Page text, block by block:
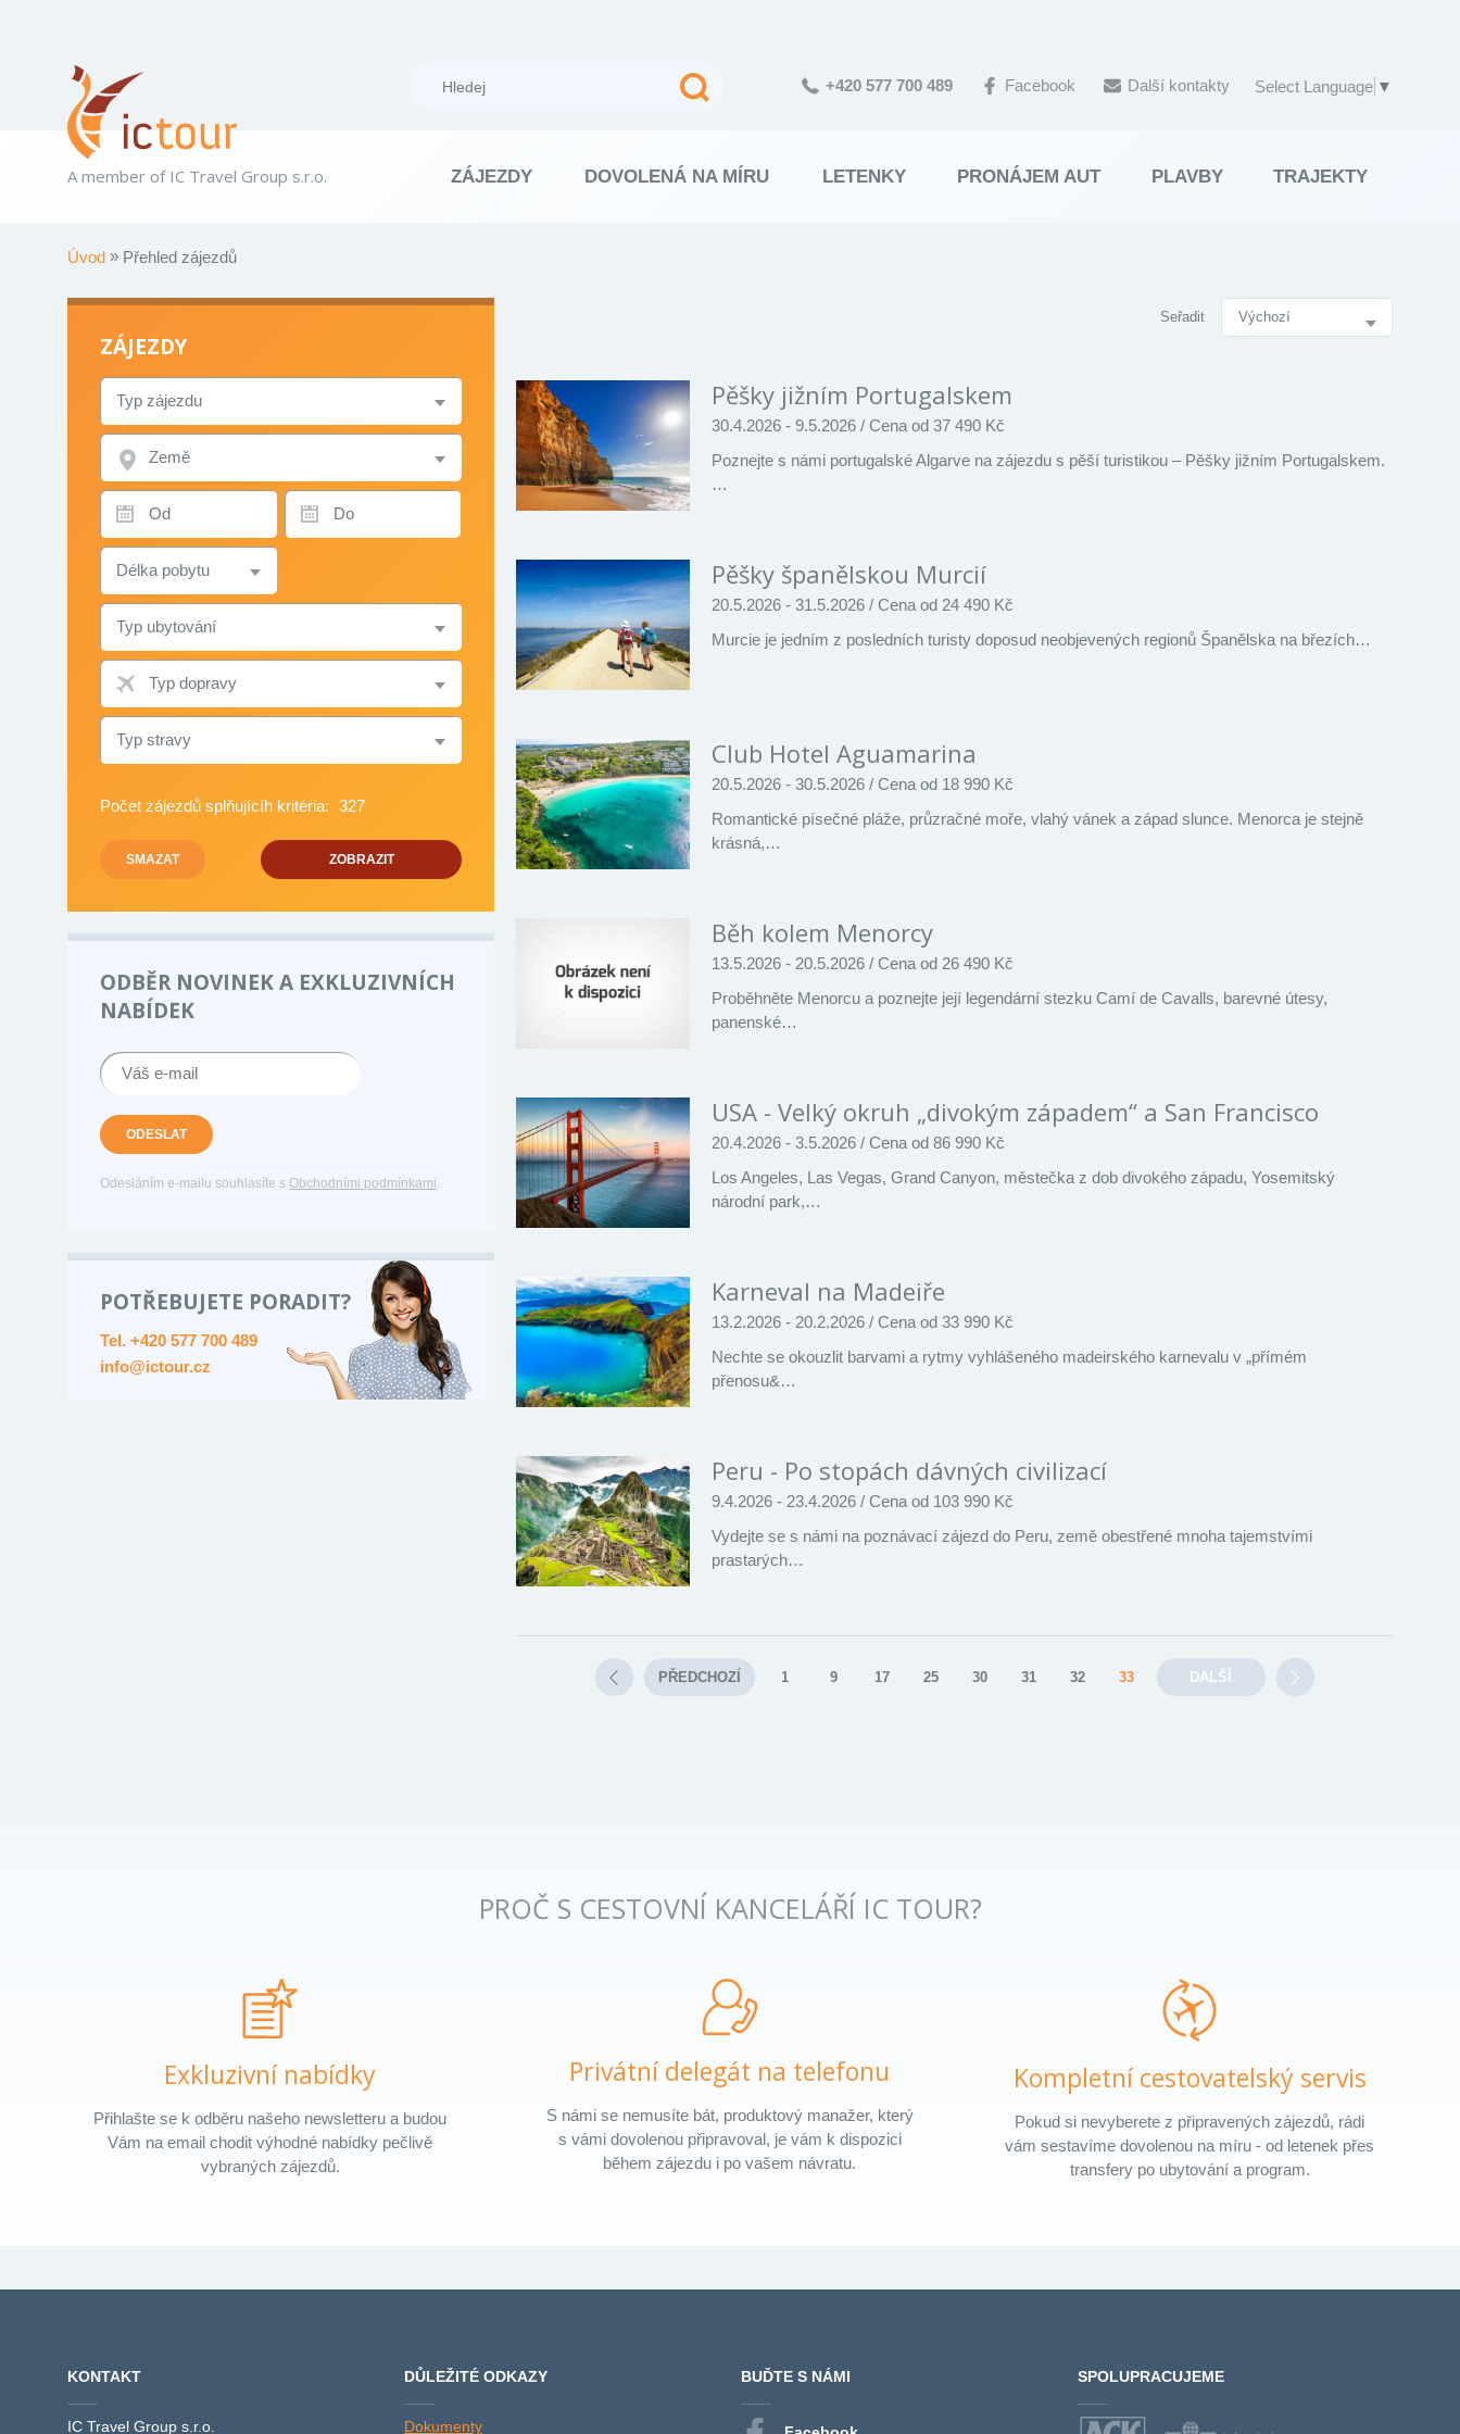
A member of IC Travel Group s.r.o. ZÁJEZDY DOVOLENÁ NA MÍRU LETENKY PRONÁJEM AUT PLAVBY TRAJEKTY
+420 577 700 489 Facebook Další kontakty Select Language ▼
Úvod Přehled zájezdů
Seřadit
Pěšky jižním Portugalskem
30.4.2026 - 9.5.2026/ Cena od 37 490 Kč
Poznejte s námi portugalské Algarve na zájezdu s pěší turistikou – Pěšky jižním Portugalskem.
…
Pěšky španělskou Murcií
20.5.2026 - 31.5.2026/ Cena od 24 490 Kč
Murcie je jedním z posledních turisty doposud neobjevených regionů Španělska na březích…
Club Hotel Aguamarina
20.5.2026 - 30.5.2026/ Cena od 18 990 Kč
Romantické písečné pláže, průzračné moře, vlahý vánek a západ slunce. Menorca je stejně
krásná,…
Běh kolem Menorcy
13.5.2026 - 20.5.2026/ Cena od 26 490 Kč
Proběhněte Menorcu a poznejte její legendární stezku Camí de Cavalls, barevné útesy,
panenské…
USA - Velký okruh „divokým západem“ a San Francisco
20.4.2026 - 3.5.2026/ Cena od 86 990 Kč
Los Angeles, Las Vegas, Grand Canyon, městečka z dob divokého západu, Yosemitský
národní park,…
Karneval na Madeiře
13.2.2026 - 20.2.2026/ Cena od 33 990 Kč
Nechte se okouzlit barvami a rytmy vyhlášeného madeirského karnevalu v „přímém
přenosu&…
Peru - Po stopách dávných civilizací
9.4.2026 - 23.4.2026/ Cena od 103 990 Kč
Vydejte se s námi na poznávací zájezd do Peru, země obestřené mnoha tajemstvími
prastarých…
PŘEDCHOZÍ 1 9 17 25 30 31 32 33 DALŠÍ
ZÁJEZDY
TYP
ZÁJEZDU
ZEMĚ
TERMÍN
OD
TERMÍN
DO
DÉLKA
POBYTU
TYP
UBYTOVÁNÍ
TYP
DOPRAVY
TYP
STRAVY
Počet zájezdů splňujícíh kritéria: 327
SMAZAT ZOBRAZIT
ODBĚR NOVINEK A EXKLUZIVNÍCH
NABÍDEK
ODESLAT
Odesláním e-mailu souhlasíte s Obchodními podmínkami.
POTŘEBUJETE PORADIT?
Tel. +420 577 700 489
info@ictour.cz
PROČ S CESTOVNÍ KANCELÁŘÍ IC TOUR?
Exkluzivní nabídky
Přihlašte se k odběru našeho newsletteru a budou
Vám na email chodit výhodné nabídky pečlivě
vybraných zájezdů.
Privátní delegát na telefonu
S námi se nemusíte bát, produktový manažer, který
s vámi dovolenou připravoval, je vám k dispozici
během zájezdu i po vašem návratu.
Kompletní cestovatelský servis
Pokud si nevyberete z připravených zájezdů, rádi
vám sestavíme dovolenou na míru - od letenek přes
transfery po ubytování a program.
KONTAKT
IC Travel Group s.r.o.
DŮLEŽITÉ ODKAZY
Dokumenty
BUĎTE S NÁMI SPOLUPRACUJEME